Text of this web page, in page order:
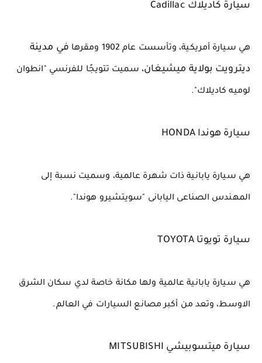
سيارة كاديلاك Cadillac
هي سيارة أمريكية، وتأسست عام 1902 ومقرها في مدينة
ديترويت بولاية ميشيغان،
لوميه كاديلاك".
سيارة هوندا HONDA
المهندس الصناعى اليابانى "سويتشيرو هوندا".
سيارة تويوتا TOYOTA
الاوسط، وتعد من أكبر مصانع السيارات في العالم.
سيارة ميتسوبيشي MITSUBISHI